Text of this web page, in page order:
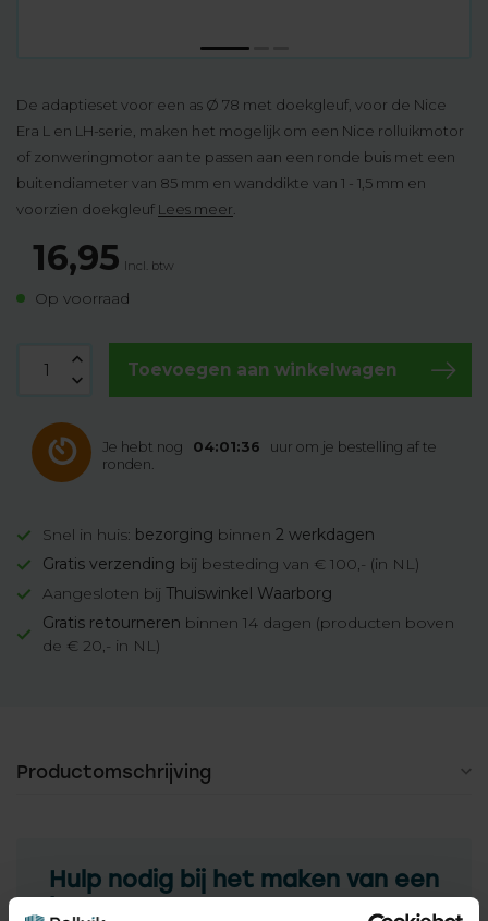
De adaptieset voor een as Ø 78 met doekgleuf, voor de Nice
Era L en LH-serie, maken het mogelijk om een Nice rolluikmotor
of zonweringmotor aan te passen aan een ronde buis met een
buitendiameter van 85 mm en wanddikte van 1 - 1,5 mm en
voorzien doekgleuf Lees meer
16,95 Incl. btw
Op voorraad
Toevoegen aan winkelwagen
Je hebt nog 04:01:35
uur om je bestelling af te
ronden.
Snel in huis: bezorging binnen 2 werkdagen
Gratis verzending bij besteding van € 100,- (in NL)
Aangesloten bij Thuiswinkel Waarborg
Gratis retourneren binnen 14 dagen (producten boven
de € 20,- in NL)
Productomschrijving
Hulp nodig bij het maken van een
keuze?